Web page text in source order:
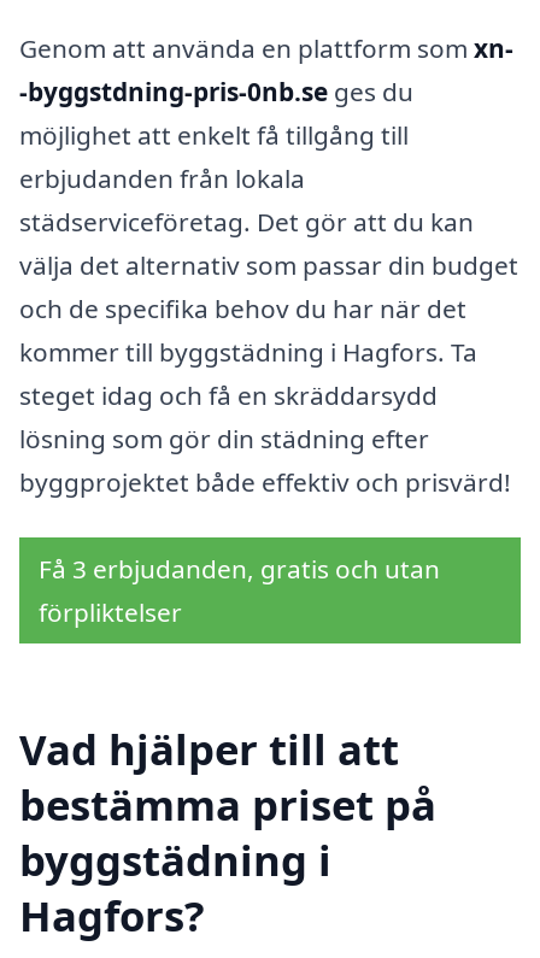
Genom att använda en plattform som xn-
-byggstdning-pris-0nb.se ges du
möjlighet att enkelt få tillgång till
erbjudanden från lokala
städserviceföretag. Det gör att du kan
välja det alternativ som passar din budget
och de specifika behov du har när det
kommer till byggstädning i Hagfors. Ta
steget idag och få en skräddarsydd
lösning som gör din städning efter
byggprojektet både effektiv och prisvärd!
Få 3 erbjudanden, gratis och utan
förpliktelser
Vad hjälper till att
bestämma priset på
byggstädning i
Hagfors?